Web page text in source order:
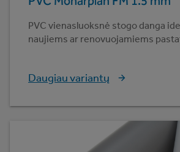
PVC vienasluoksnė stogo danga
naujiems ar renovuojamiems
Daugiau variantų